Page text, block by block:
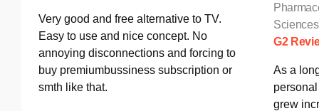
Very good and free alternative to TV.
Easy to use and nice concept. No
annoying disconnections and forcing to
buy premiumbussiness subscription or
smth like that.
Sciences
G2
As a
grew